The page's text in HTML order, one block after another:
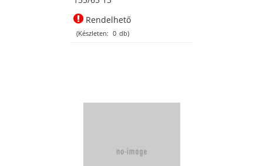
Rendelhető
(Készleten: 0 db)